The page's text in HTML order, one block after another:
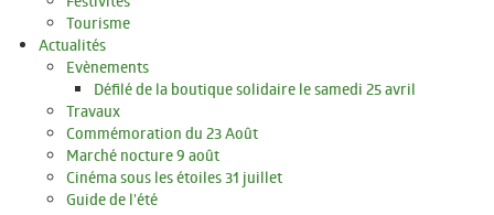
Le PLU
VIE ÉCONOMIQUE
Entreprendre
Marchés Publics
ÉDUCATION ET JEUNESSE
Tourisme
Actualités
Evènements
Défilé de la boutique solidaire le samedi 25 avril
Travaux
Commémoration du 23 Août
Marché nocture 9 août
Cinéma sous les étoiles 31 juillet
Guide de l'été